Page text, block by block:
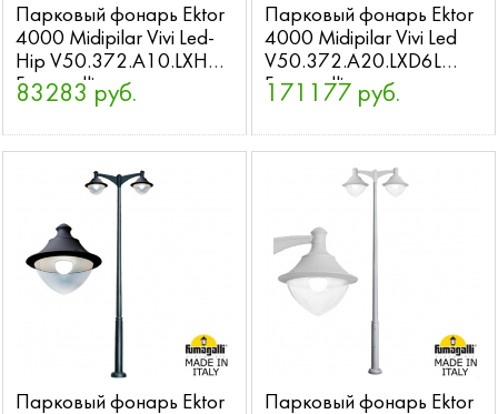
Парковый фонарь Ektor
4000 Midipilar Vivi Led-
Hip V50.372.A10.LXH27
Fumagalli
83283 руб.
Парковый фонарь Ektor
4000 Midipilar Vivi Led
V50.372.A20.LXD6L
Fumagalli
171177 руб.
Парковый фонарь Ektor
Парковый фонарь Ektor